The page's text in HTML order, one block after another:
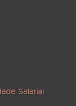
Salarial